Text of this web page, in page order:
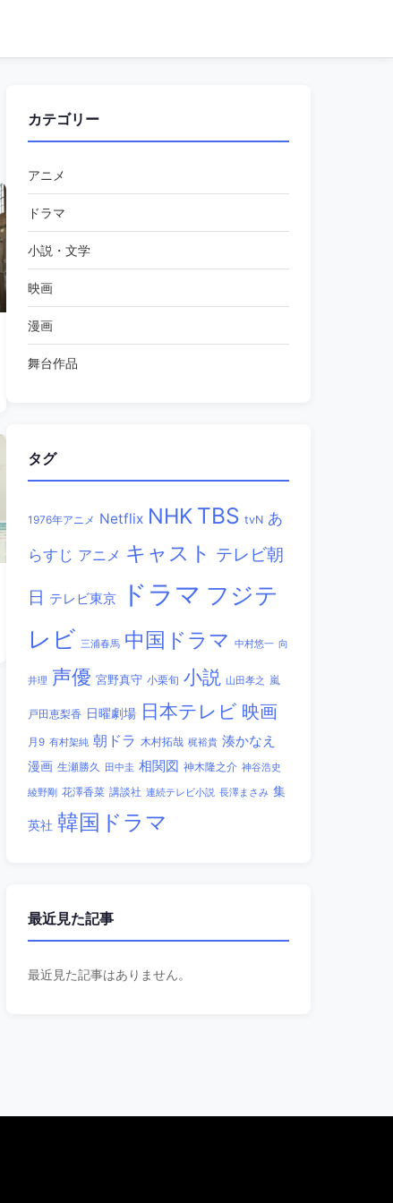
カテゴリー
アニメ
ドラマ
小説・文学
映画
漫画
舞台作品
タグ
1976年アニメ Netflix NHK TBS tvN あ
らすじ アニメ キャスト テレビ朝
日 テレビ東京 ドラマ フジテ
レビ 三浦春馬 中国ドラマ 中村悠一 向
井理 声優 宮野真守 小栗旬 小説 山田孝之 嵐
戸田恵梨香 日曜劇場 日本テレビ 映画
月9 有村架純 朝ドラ 木村拓哉 梶裕貴 湊かなえ
漫画 生瀬勝久 田中圭 相関図 神木隆之介 神谷浩史
綾野剛 花澤香菜 講談社 連続テレビ小説 長澤まさみ 集
英社 韓国ドラマ
最近見た記事
最近見た記事はありません。